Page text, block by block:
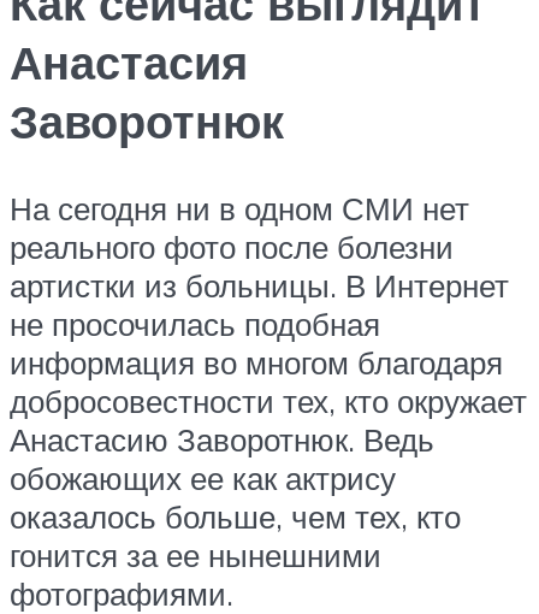
Анастасия
Заворотнюк
На сегодня ни в одном СМИ нет
реального фото после болезни
артистки из больницы. В Интернет
не просочилась подобная
информация во многом благодаря
добросовестности тех, кто окружает
Анастасию Заворотнюк. Ведь
обожающих ее как актрису
оказалось больше, чем тех, кто
гонится за ее нынешними
фотографиями.